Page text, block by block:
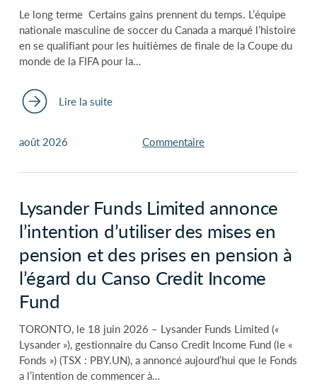
Le long terme Certains gains prennent du temps. L’équipe
nationale masculine de soccer du Canada a marqué l’histoire
en se qualifiant pour les huitièmes de finale de la Coupe du
monde de la FIFA pour la…
Lire la suite
août 2026 Commentaire
Lysander Funds Limited annonce
l’intention d’utiliser des mises en
pension et des prises en pension à
l’égard du Canso Credit Income
Fund
TORONTO, le 18 juin 2026 – Lysander Funds Limited («
Lysander »), gestionnaire du Canso Credit Income Fund (le «
Fonds ») (TSX : PBY.UN), a annoncé aujourd’hui que le Fonds
a l’intention de commencer à…